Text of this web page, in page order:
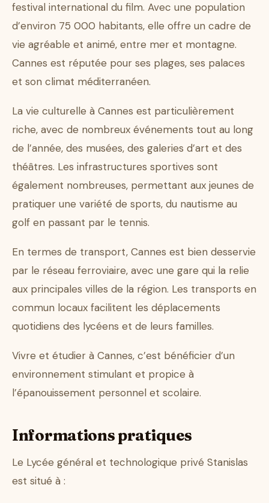
festival international du film. Avec une population
d’environ 75 000 habitants, elle offre un cadre de
vie agréable et animé, entre mer et montagne.
Cannes est réputée pour ses plages, ses palaces
et son climat méditerranéen.
La vie culturelle à Cannes est particulièrement
riche, avec de nombreux événements tout au long
de l’année, des musées, des galeries d’art et des
théâtres. Les infrastructures sportives sont
également nombreuses, permettant aux jeunes de
pratiquer une variété de sports, du nautisme au
golf en passant par le tennis.
En termes de transport, Cannes est bien desservie
par le réseau ferroviaire, avec une gare qui la relie
aux principales villes de la région. Les transports en
commun locaux facilitent les déplacements
quotidiens des lycéens et de leurs familles.
Vivre et étudier à Cannes, c’est bénéficier d’un
environnement stimulant et propice à
l’épanouissement personnel et scolaire.
Informations pratiques
Le Lycée général et technologique privé Stanislas
est situé à :